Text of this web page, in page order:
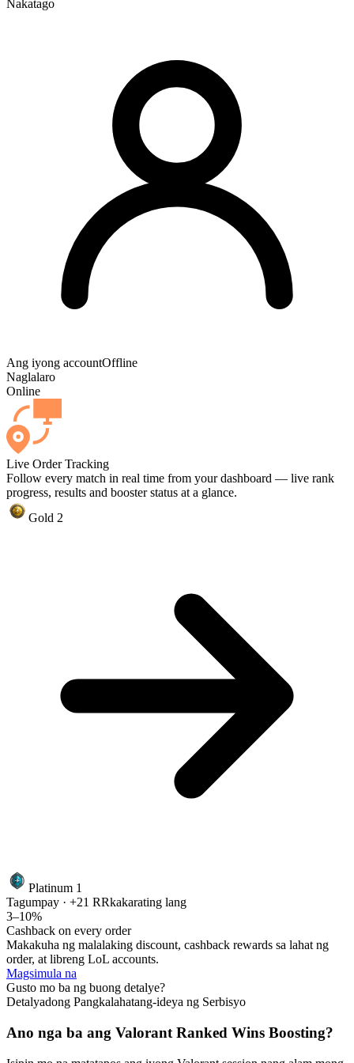
Nakatago
Ang iyong accountOffline
Naglalaro
Online
Live Order Tracking
Follow every match in real time from your dashboard — live rank
progress, results and booster status at a glance.
Gold 2
Platinum 1
Tagumpay · +21 RRkakarating lang
3–10%
Cashback on every order
Makakuha ng malalaking discount, cashback rewards sa lahat ng
order, at libreng LoL accounts.
Magsimula na
Gusto mo ba ng buong detalye?
Detalyadong Pangkalahatang-ideya ng Serbisyo
Ano nga ba ang Valorant Ranked Wins Boosting?